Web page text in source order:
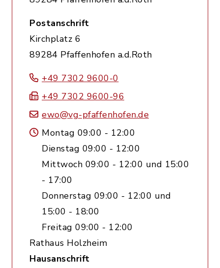
Postanschrift
Kirchplatz 6
89284 Pfaffenhofen a.d.Roth
+49 7302 9600-0
+49 7302 9600-96
ewo@vg-pfaffenhofen.de
Montag 09:00 - 12:00
Dienstag 09:00 - 12:00
Mittwoch 09:00 - 12:00 und 15:00
- 17:00
Donnerstag 09:00 - 12:00 und
15:00 - 18:00
Freitag 09:00 - 12:00
Rathaus Holzheim
Hausanschrift